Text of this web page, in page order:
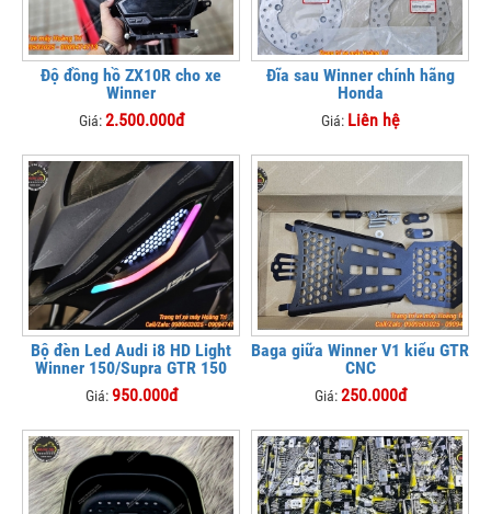
Độ đồng hồ ZX10R cho xe
Winner
Giá:2.500.000đ
Đĩa sau Winner chính hãng
Honda
Giá: Liên hệ
Bộ đèn Led Audi i8 HD Light
Winner 150/Supra GTR 150
Giá:950.000đ
Baga giữa Winner V1 kiểu GTR
CNC
Giá:250.000đ